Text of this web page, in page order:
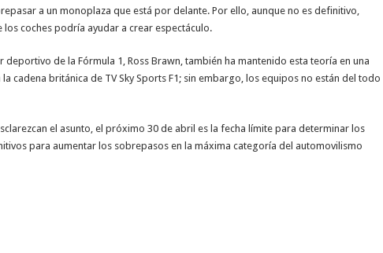
a un monoplaza que está por delante. Por ello, aunque no es definitivo,
coches podría ayudar a crear espectáculo.
deportivo de la Fórmula 1, Ross Brawn, también ha mantenido esta teoría en una
cadena británica de TV Sky Sports F1; sin embargo, los equipos no están del todo
el asunto, el próximo 30 de abril es la fecha límite para determinar los
para aumentar los sobrepasos en la máxima categoría del automovilismo